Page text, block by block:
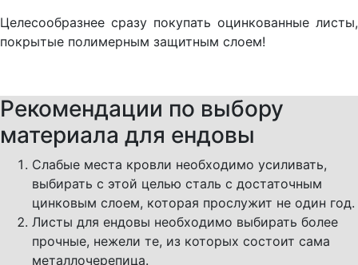
Целесообразнее сразу покупать оцинкованные листы,
покрытые полимерным защитным слоем!
Рекомендации по выбору
материала для ендовы
Слабые места кровли необходимо усиливать,
выбирать с этой целью сталь с достаточным
цинковым слоем, которая прослужит не один год.
Листы для ендовы необходимо выбирать более
прочные, нежели те, из которых состоит сама
металлочерепица.